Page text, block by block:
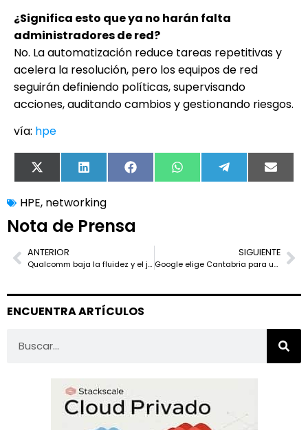
¿Significa esto que ya no harán falta
administradores de red?
No. La automatización reduce tareas repetitivas y
acelera la resolución, pero los equipos de red
seguirán definiendo políticas, supervisando
acciones, auditando cambios y gestionando riesgos.
vía: hpe
X
(Twitter)
LinkedIn FacebookWhatsApp TelegramEmail
HPE, networking
Nota de Prensa
ANTERIOR
Qualcomm baja la fluidez y el juego móvil a smartphones más asequibles
SIGUIENTE
Google elige Cantabria para una pieza clave del cable submarino Sol
ENCUENTRA ARTÍCULOS